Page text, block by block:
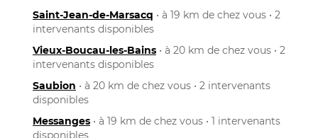
Saint-Jean-de-Marsacq • à 19 km de chez vous • 2
intervenants disponibles
Vieux-Boucau-les-Bains • à 20 km de chez vous • 2
intervenants disponibles
Saubion • à 20 km de chez vous • 2 intervenants
disponibles
Messanges • à 19 km de chez vous • 1 intervenants
disponibles